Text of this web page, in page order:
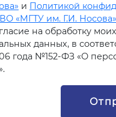
и Политикой
«МГТУ им. Г.И. Носова»
на обработку моих
данных, в
года №152-ФЗ «О